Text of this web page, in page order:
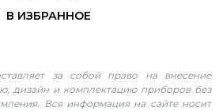
за собой право на внесение
дизайн и комплектацию приборов без
Вся информация на сайте носит